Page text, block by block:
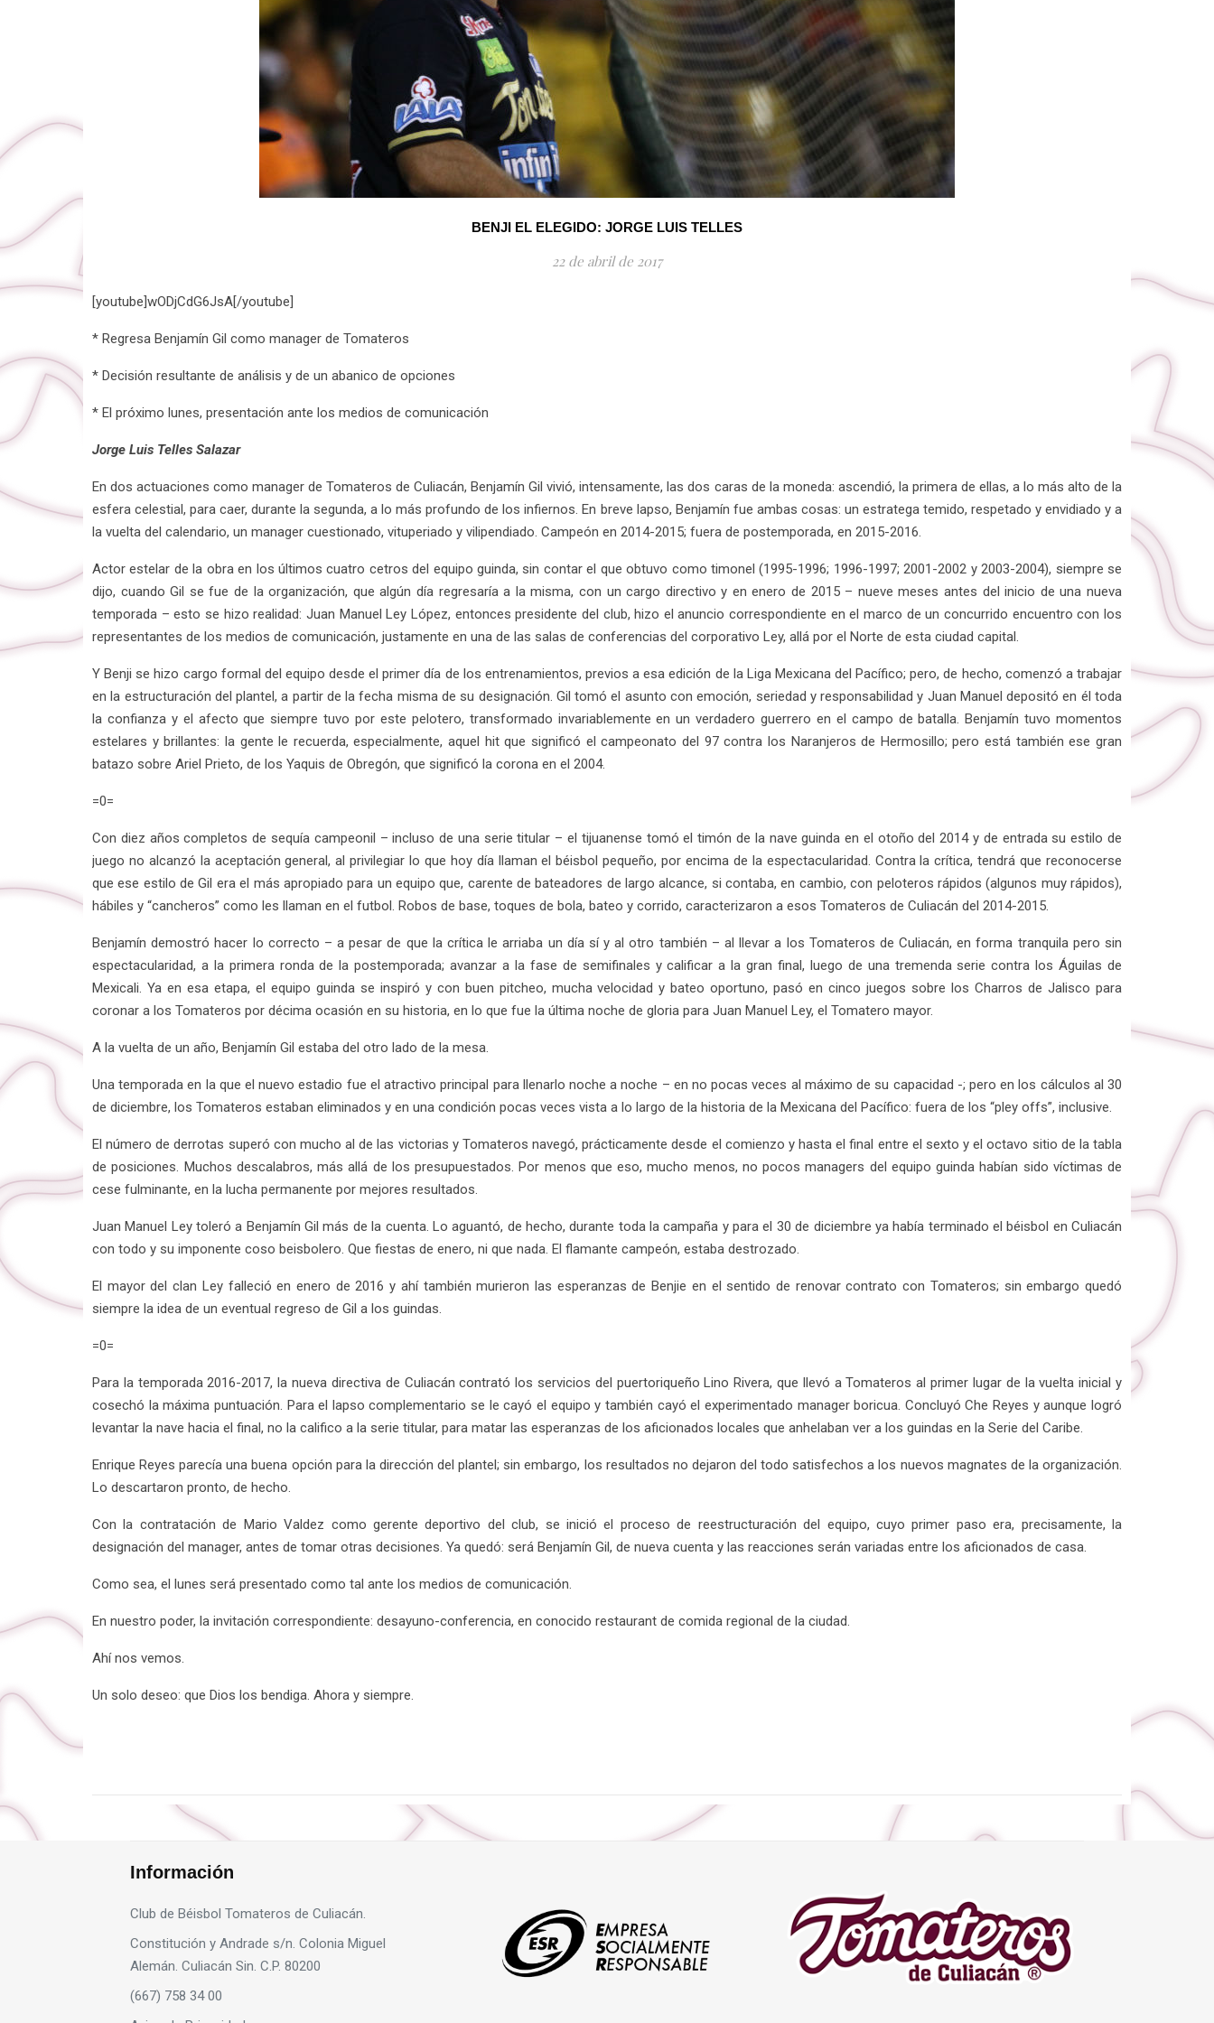
BENJI EL ELEGIDO: JORGE LUIS TELLES
22 de abril de 2017
[youtube]wODjCdG6JsA[/youtube]
* Regresa Benjamín Gil como manager de Tomateros
* Decisión resultante de análisis y de un abanico de opciones
* El próximo lunes, presentación ante los medios de comunicación
Jorge Luis Telles Salazar
En dos actuaciones como manager de Tomateros de Culiacán, Benjamín Gil vivió, intensamente, las dos caras de la moneda: ascendió, la primera de ellas, a lo más alto de la
esfera celestial, para caer, durante la segunda, a lo más profundo de los infiernos. En breve lapso, Benjamín fue ambas cosas: un estratega temido, respetado y envidiado y a
la vuelta del calendario, un manager cuestionado, vituperiado y vilipendiado. Campeón en 2014-2015; fuera de postemporada, en 2015-2016.
Actor estelar de la obra en los últimos cuatro cetros del equipo guinda, sin contar el que obtuvo como timonel (1995-1996; 1996-1997; 2001-2002 y 2003-2004), siempre se
dijo, cuando Gil se fue de la organización, que algún día regresaría a la misma, con un cargo directivo y en enero de 2015 – nueve meses antes del inicio de una nueva
temporada – esto se hizo realidad: Juan Manuel Ley López, entonces presidente del club, hizo el anuncio correspondiente en el marco de un concurrido encuentro con los
representantes de los medios de comunicación, justamente en una de las salas de conferencias del corporativo Ley, allá por el Norte de esta ciudad capital.
Y Benji se hizo cargo formal del equipo desde el primer día de los entrenamientos, previos a esa edición de la Liga Mexicana del Pacífico; pero, de hecho, comenzó a trabajar
en la estructuración del plantel, a partir de la fecha misma de su designación. Gil tomó el asunto con emoción, seriedad y responsabilidad y Juan Manuel depositó en él toda
la confianza y el afecto que siempre tuvo por este pelotero, transformado invariablemente en un verdadero guerrero en el campo de batalla. Benjamín tuvo momentos
estelares y brillantes: la gente le recuerda, especialmente, aquel hit que significó el campeonato del 97 contra los Naranjeros de Hermosillo; pero está también ese gran
batazo sobre Ariel Prieto, de los Yaquis de Obregón, que significó la corona en el 2004.
=0=
Con diez años completos de sequía campeonil – incluso de una serie titular – el tijuanense tomó el timón de la nave guinda en el otoño del 2014 y de entrada su estilo de
juego no alcanzó la aceptación general, al privilegiar lo que hoy día llaman el béisbol pequeño, por encima de la espectacularidad. Contra la crítica, tendrá que reconocerse
que ese estilo de Gil era el más apropiado para un equipo que, carente de bateadores de largo alcance, si contaba, en cambio, con peloteros rápidos (algunos muy rápidos),
hábiles y “cancheros” como les llaman en el futbol. Robos de base, toques de bola, bateo y corrido, caracterizaron a esos Tomateros de Culiacán del 2014-2015.
Benjamín demostró hacer lo correcto – a pesar de que la crítica le arriaba un día sí y al otro también – al llevar a los Tomateros de Culiacán, en forma tranquila pero sin
espectacularidad, a la primera ronda de la postemporada; avanzar a la fase de semifinales y calificar a la gran final, luego de una tremenda serie contra los Águilas de
Mexicali. Ya en esa etapa, el equipo guinda se inspiró y con buen pitcheo, mucha velocidad y bateo oportuno, pasó en cinco juegos sobre los Charros de Jalisco para
coronar a los Tomateros por décima ocasión en su historia, en lo que fue la última noche de gloria para Juan Manuel Ley, el Tomatero mayor.
A la vuelta de un año, Benjamín Gil estaba del otro lado de la mesa.
Una temporada en la que el nuevo estadio fue el atractivo principal para llenarlo noche a noche – en no pocas veces al máximo de su capacidad -; pero en los cálculos al 30
de diciembre, los Tomateros estaban eliminados y en una condición pocas veces vista a lo largo de la historia de la Mexicana del Pacífico: fuera de los “pley offs”, inclusive.
El número de derrotas superó con mucho al de las victorias y Tomateros navegó, prácticamente desde el comienzo y hasta el final entre el sexto y el octavo sitio de la tabla
de posiciones. Muchos descalabros, más allá de los presupuestados. Por menos que eso, mucho menos, no pocos managers del equipo guinda habían sido víctimas de
cese fulminante, en la lucha permanente por mejores resultados.
Juan Manuel Ley toleró a Benjamín Gil más de la cuenta. Lo aguantó, de hecho, durante toda la campaña y para el 30 de diciembre ya había terminado el béisbol en Culiacán
con todo y su imponente coso beisbolero. Que fiestas de enero, ni que nada. El flamante campeón, estaba destrozado.
El mayor del clan Ley falleció en enero de 2016 y ahí también murieron las esperanzas de Benjie en el sentido de renovar contrato con Tomateros; sin embargo quedó
siempre la idea de un eventual regreso de Gil a los guindas.
=0=
Para la temporada 2016-2017, la nueva directiva de Culiacán contrató los servicios del puertoriqueño Lino Rivera, que llevó a Tomateros al primer lugar de la vuelta inicial y
cosechó la máxima puntuación. Para el lapso complementario se le cayó el equipo y también cayó el experimentado manager boricua. Concluyó Che Reyes y aunque logró
levantar la nave hacia el final, no la califico a la serie titular, para matar las esperanzas de los aficionados locales que anhelaban ver a los guindas en la Serie del Caribe.
Enrique Reyes parecía una buena opción para la dirección del plantel; sin embargo, los resultados no dejaron del todo satisfechos a los nuevos magnates de la organización.
Lo descartaron pronto, de hecho.
Con la contratación de Mario Valdez como gerente deportivo del club, se inició el proceso de reestructuración del equipo, cuyo primer paso era, precisamente, la
designación del manager, antes de tomar otras decisiones. Ya quedó: será Benjamín Gil, de nueva cuenta y las reacciones serán variadas entre los aficionados de casa.
Como sea, el lunes será presentado como tal ante los medios de comunicación.
En nuestro poder, la invitación correspondiente: desayuno-conferencia, en conocido restaurant de comida regional de la ciudad.
Ahí nos vemos.
Un solo deseo: que Dios los bendiga. Ahora y siempre.
Información
Club de Béisbol Tomateros de Culiacán.
Constitución y Andrade s/n. Colonia Miguel
Alemán. Culiacán Sin. C.P. 80200
(667) 758 34 00